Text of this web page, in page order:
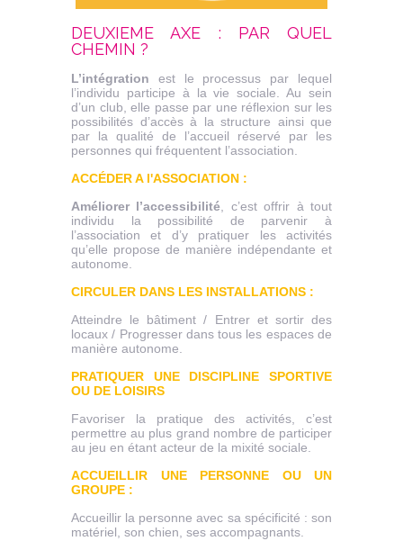
DEUXIEME AXE : PAR QUEL
CHEMIN ?
L’intégration est le processus par lequel
l’individu participe à la vie sociale. Au sein
d’un club, elle passe par une réflexion sur les
possibilités d’accès à la structure ainsi que
par la qualité de l’accueil réservé par les
personnes qui fréquentent l’association.
ACCÉDER A l'ASSOCIATION :
Améliorer l’accessibilité, c’est offrir à tout
individu la possibilité de parvenir à
l’association et d’y pratiquer les activités
qu’elle propose de manière indépendante et
autonome.
CIRCULER DANS LES INSTALLATIONS :
Atteindre le bâtiment / Entrer et sortir des
locaux / Progresser dans tous les espaces de
manière autonome.
PRATIQUER UNE DISCIPLINE SPORTIVE
OU DE LOISIRS
Favoriser la pratique des activités, c’est
permettre au plus grand nombre de participer
au jeu en étant acteur de la mixité sociale.
ACCUEILLIR UNE PERSONNE OU UN
GROUPE :
Accueillir la personne avec sa spécificité : son
matériel, son chien, ses accompagnants.